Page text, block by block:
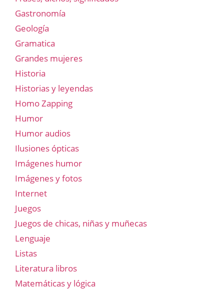
Gastronomía
Geología
Gramatica
Grandes mujeres
Historia
Historias y leyendas
Homo Zapping
Humor
Humor audios
Ilusiones ópticas
Imágenes humor
Imágenes y fotos
Internet
Juegos
Juegos de chicas, niñas y muñecas
Lenguaje
Listas
Literatura libros
Matemáticas y lógica